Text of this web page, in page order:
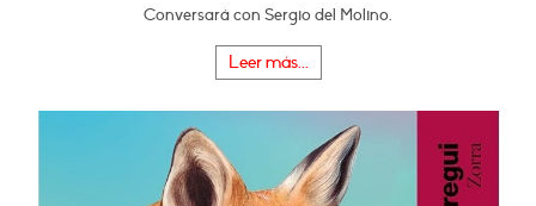
Conversará con Sergio del Molino.
Leer más...